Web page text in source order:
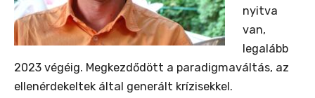
nyitva
van,
legalább
2023 végéig. Megkezdődött a paradigmaváltás, az
ellenérdekeltek által generált krízisekkel.